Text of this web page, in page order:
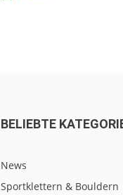
BELIEBTE
News
Sportklettern & Bouldern